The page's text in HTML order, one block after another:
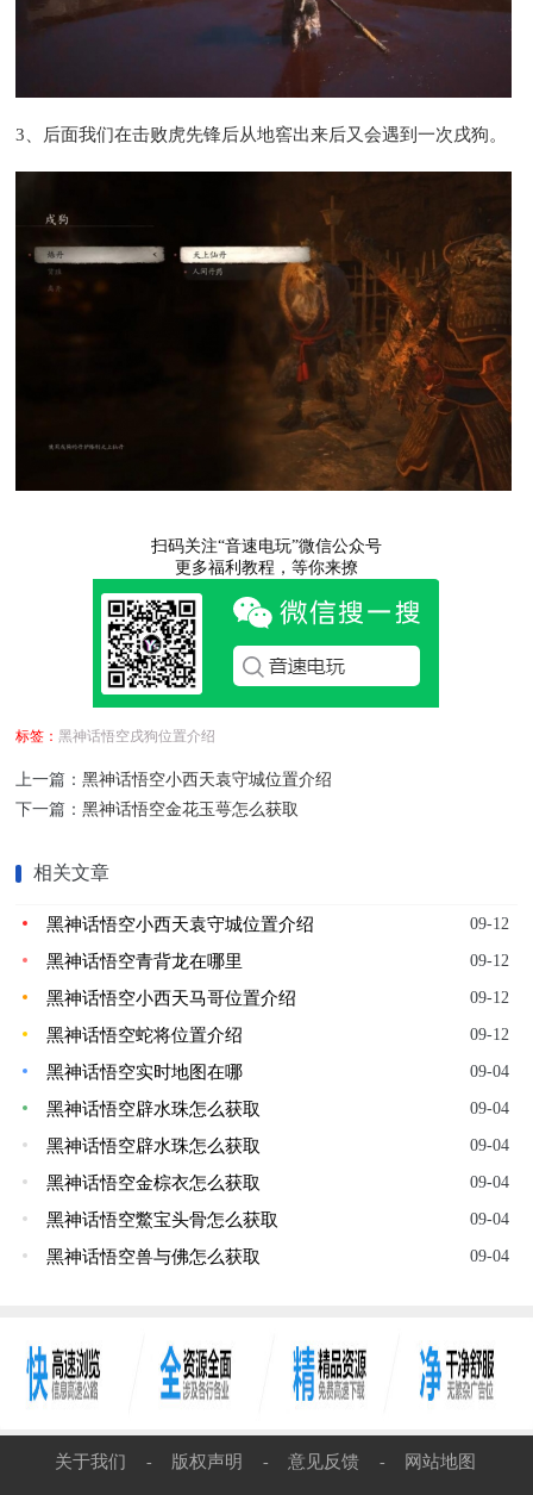
3、后面我们在击败虎先锋后从地窖出来后又会遇到一次戌狗。
扫码关注“音速电玩”微信公众号
更多福利教程，等你来撩
标签：黑神话悟空戌狗位置介绍
上一篇：黑神话悟空小西天袁守城位置介绍
下一篇：黑神话悟空金花玉萼怎么获取
相关文章
09-12
黑神话悟空小西天袁守城位置介绍
09-12
黑神话悟空青背龙在哪里
09-12
黑神话悟空小西天马哥位置介绍
09-12
黑神话悟空蛇将位置介绍
09-04
黑神话悟空实时地图在哪
09-04
黑神话悟空辟水珠怎么获取
09-04
黑神话悟空辟水珠怎么获取
09-04
黑神话悟空金棕衣怎么获取
09-04
黑神话悟空鱉宝头骨怎么获取
09-04
黑神话悟空兽与佛怎么获取
关于我们 - 版权声明 - 意见反馈 - 网站地图